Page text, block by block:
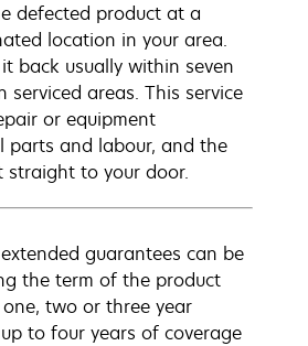
defected product at a
location in your area.
back usually within seven
serviced areas. This service
or equipment
parts and labour, and the
straight to your door.
guarantees can be
the term of the product
two or three year
to four years of coverage